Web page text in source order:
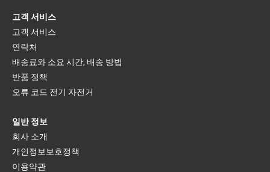
자전거 안장
안장
시트포스트
시트포스트 마운팅
안장 커버
포크
픽스드 포크
서스펜션 포크
펜더
머드가드
머드가드 스테이
자전거 펜더 부품
고객 서비스
고객 서비스
연락처
배송료와 소요 시간, 배송 방법
반품 정책
오류 코드 전기 자전거
일반 정보
회사 소개
개인정보보호정책
이용약관